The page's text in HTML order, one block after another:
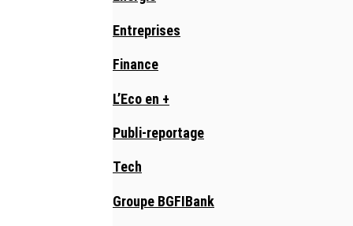
Entreprises
Finance
L’Eco en +
Publi-reportage
Tech
Groupe BGFIBank